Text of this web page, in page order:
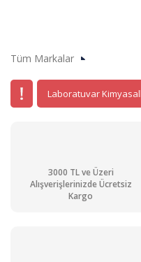
Tüm Markalar
Laboratuvar
3000 TL ve Üzeri
Alışverişlerinizde Ücretsiz
Kargo